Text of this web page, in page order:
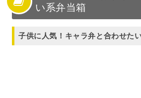
い系弁当箱
子供に人気！キャラ弁と合わせた